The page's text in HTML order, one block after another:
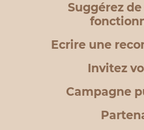
Suggérez
Ecrire une
Invitez
Campagne